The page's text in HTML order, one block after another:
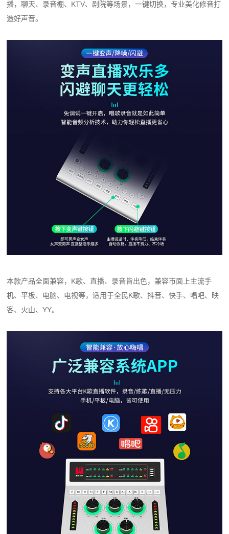
播，聊天、录音棚、KTV、剧院等场景，一键切换，专业美化修音打
造好声音。
本款产品全面兼容，K歌、直播、录音皆出色，兼容市面上主流手
机、平板、电脑、电视等，适用于全民K歌、抖音、快手、唱吧、映
客、火山、YY。